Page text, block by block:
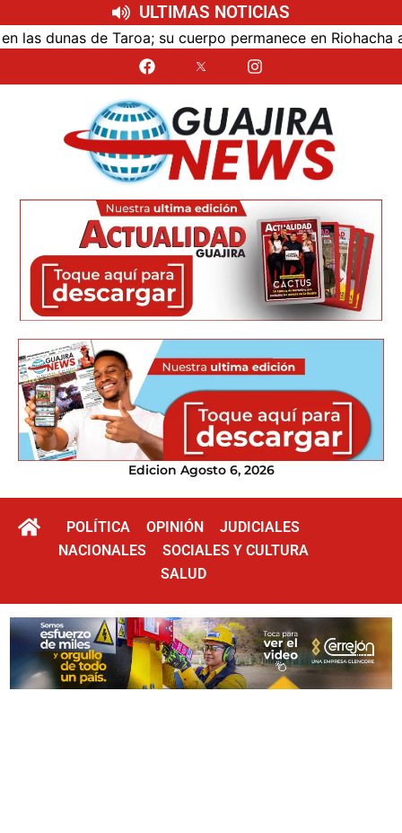
ULTIMAS NOTICIAS
de Taroa; su cuerpo permanece en Riohacha a la
Edicion Agosto 6, 2026
POLÍTICA OPINIÓN
JUDICIALES
NACIONALES
SOCIALES Y CULTURA
SALUD